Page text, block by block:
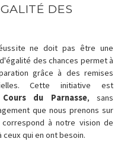
DES
ne doit pas être une
des chances permet à
grâce à des remises
Cette initiative est
du Parnasse, sans
que nous prenons sur
à notre vision de
ceux qui en ont besoin.